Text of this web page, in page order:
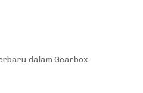
dalam Gearbox